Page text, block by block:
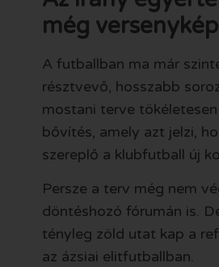
még
A futballban ma már
résztvevő, hosszabb
mostani terve
bővítés, amely azt jelzi,
szereplő a klubfutball új
Persze a terv még nem
döntéshozó fórumán is.
tényleg zöld utat kap a
az ázsiai elitfutballban.